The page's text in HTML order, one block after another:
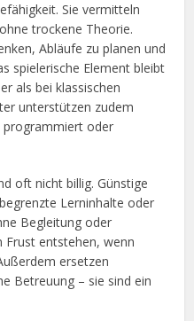
Sie vermitteln
trockene Theorie.
Abläufe zu planen und
spielerische Element bleibt
als bei klassischen
unterstützen zudem
programmiert oder
oft nicht billig. Günstige
Lerninhalte oder
Begleitung oder
Frust entstehen, wenn
ersetzen
Betreuung – sie sind ein